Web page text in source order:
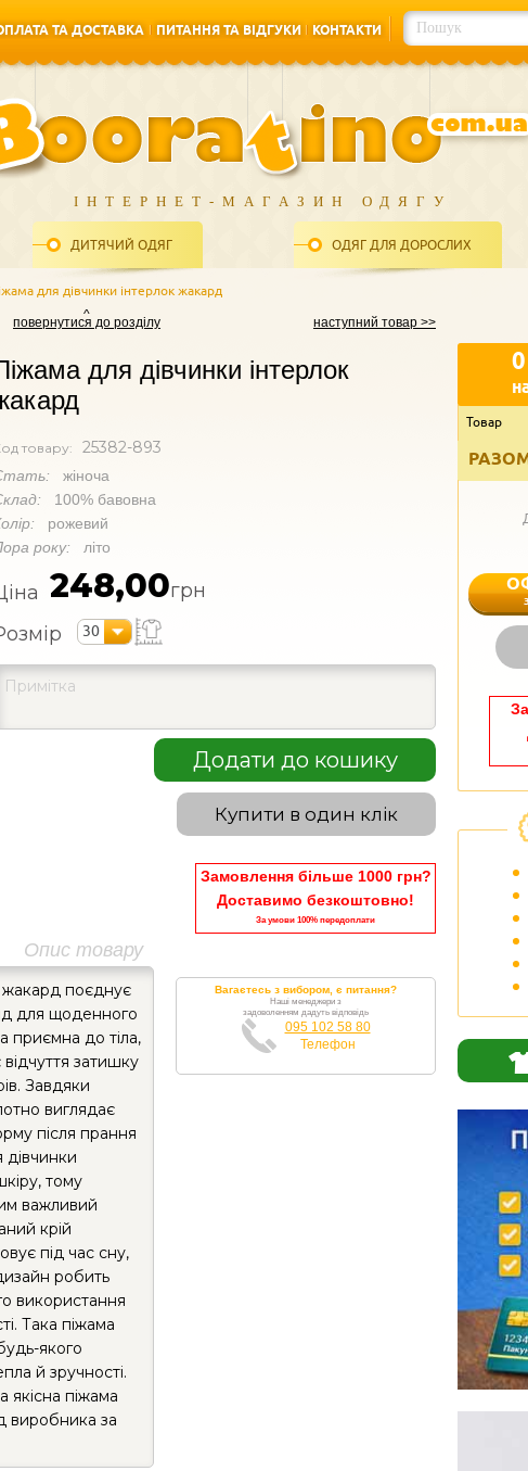
ТА ДОСТАВКА
ПИТАННЯ ТА ВІДГУКИ
КОНТАКТИ
ІНТЕРНЕТ-МАГАЗИН ОДЯГУ
ДИТЯЧИЙ ОДЯГ ОДЯГ ДЛЯ ДОРОСЛИХ
для дівчинки інтерлок жакард
0
Товар
наступний товар >>
повернутися до розділу
для дівчинки інтерлок
товару: 25382-893
жіноча
100% бавовна
рожевий
року: літо
248,00грн
30
Додати до кошику
Купити в один клік
Замовлення більше 1000 грн?
Доставимо безкоштовно!
За умови 100% передоплати
Опис товару
жакард поєднує
для щоденного
приємна до тіла,
затишку
Завдяки
виглядає
після прання
дівчинки
тому
важливий
крій
під час сну,
робить
використання
Така піжама
якого
й зручності.
якісна піжама
виробника за
Вагаєтесь з вибором, є питання?
Наші менеджери з
задоволенням дадуть відповідь
095 102 58 80
Телефон